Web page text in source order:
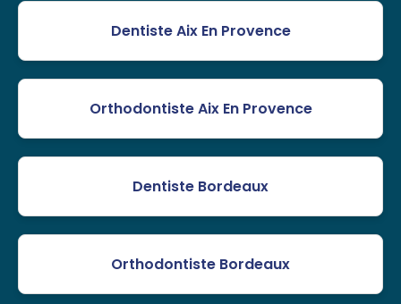
Dentiste Aix En Provence
Orthodontiste Aix En Provence
Dentiste Bordeaux
Orthodontiste Bordeaux